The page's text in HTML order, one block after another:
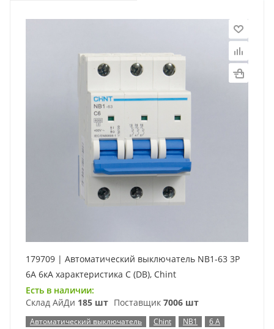
179709 | Автоматический выключатель NB1-63 3P
6А 6кА характеристика C (DB), Chint
Есть в наличии:
Склад АйДи 185 шт Поставщик 7006 шт
Автоматический выключатель Chint NB1
6 А